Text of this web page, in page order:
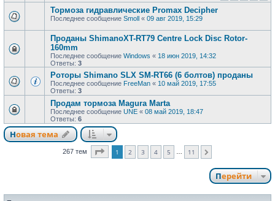
Тормоза гидравлические Promax Decipher
Последнее сообщение Smoll « 09 авг 2019, 15:29
Проданы ShimanoXT-RT79 Centre Lock Disc Rotor-
160mm
Последнее сообщение Windows « 18 июн 2019, 14:32
Ответы: 3
Роторы Shimano SLX SM-RT66 (6 болтов) проданы
Последнее сообщение FreeMan « 10 май 2019, 17:55
Ответы: 3
Продам тормоза Magura Marta
Последнее сообщение UNE « 08 май 2019, 18:47
Ответы: 6
Новая тема
267 тем Страница из
1 2 3 4 5 11
Перейти